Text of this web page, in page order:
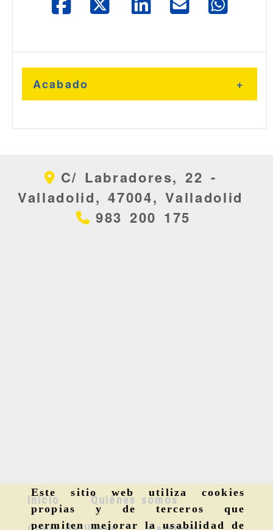
Este sitio web utiliza cookies
propias y de terceros que
permiten mejorar la usabilidad de
Acabado
CromoC/ Labradores, 22 -
Valladolid,47004,Valladolid
983 200 175
Inicio Quiénes somos